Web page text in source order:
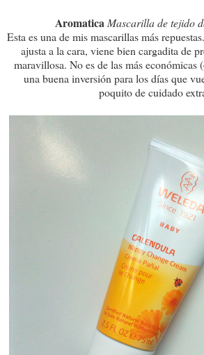
Aromatica Mascarilla de tejido
Esta es una de mis mascarillas más
ajusta a la cara, viene bien cargadita de
maravillosa. No es de las más económicas
una buena inversión para los días que
poquito de cuidado